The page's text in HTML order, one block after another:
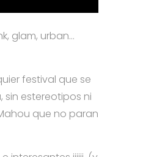
glam, urban…
festival que se
sin estereotipos ni
que no paran